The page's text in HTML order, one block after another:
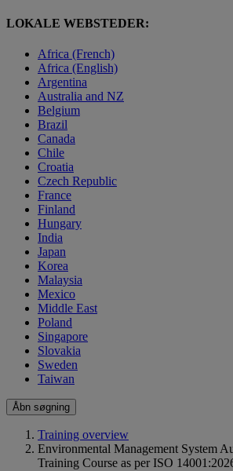
LOKALE WEBSTEDER:
Africa (French)
Africa (English)
Argentina
Australia and NZ
Belgium
Brazil
Canada
Chile
Croatia
Czech Republic
France
Finland
Hungary
India
Japan
Korea
Malaysia
Mexico
Middle East
Poland
Singapore
Slovakia
Sweden
Taiwan
Åbn søgning
Training overview
Environmental Management System
Training Course as per ISO